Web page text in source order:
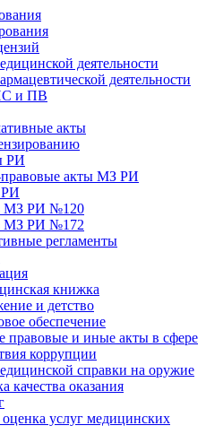
деятельности
деятельности
и ПВ
акты
РИ
акты МЗ РИ
МЗ РИ №120
МЗ РИ №172
регламенты
книжка
и детство
обеспечение
правовые и иные акты в сфере
коррупции
справки на оружие
качества оказания
услуг медицинскиx